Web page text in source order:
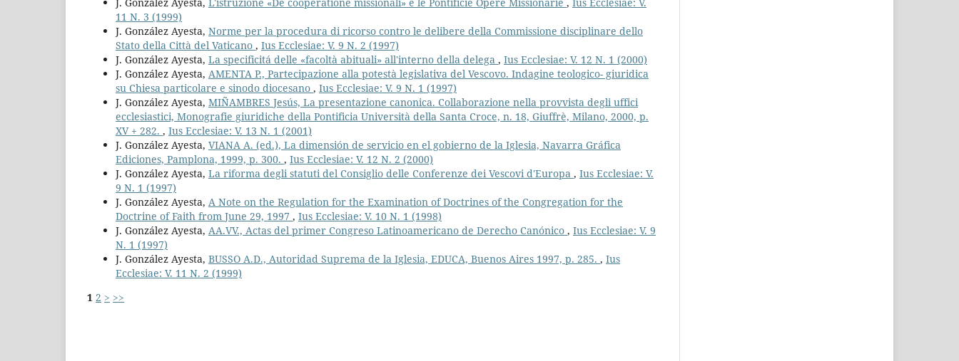
11 N. 3 (1999)
J. González Ayesta, Norme per la procedura di ricorso contro le delibere della Commissione disciplinare dello
Stato della Città del Vaticano , Ius Ecclesiae: V. 9 N. 2 (1997)
J. González Ayesta, La specificitá delle «facoltà abituali» all'interno della delega , Ius Ecclesiae: V. 12 N. 1 (2000)
J. González Ayesta, AMENTA P., Partecipazione alla potestà legislativa del Vescovo. Indagine teologico- giuridica
su Chiesa particolare e sinodo diocesano , Ius Ecclesiae: V. 9 N. 1 (1997)
J. González Ayesta, MIÑAMBRES Jesús, La presentazione canonica. Collaborazione nella provvista degli uffici
ecclesiastici, Monografie giuridiche della Pontificia Università della Santa Croce, n. 18, Giuffrè, Milano, 2000, p.
XV + 282. , Ius Ecclesiae: V. 13 N. 1 (2001)
J. González Ayesta, VIANA A. (ed.), La dimensión de servicio en el gobierno de la Iglesia, Navarra Gráfica
Ediciones, Pamplona, 1999, p. 300. , Ius Ecclesiae: V. 12 N. 2 (2000)
J. González Ayesta, La riforma degli statuti del Consiglio delle Conferenze dei Vescovi d'Europa , Ius Ecclesiae: V.
9 N. 1 (1997)
J. González Ayesta, A Note on the Regulation for the Examination of Doctrines of the Congregation for the
Doctrine of Faith from June 29, 1997 , Ius Ecclesiae: V. 10 N. 1 (1998)
J. González Ayesta, AA.VV., Actas del primer Congreso Latinoamericano de Derecho Canónico , Ius Ecclesiae: V. 9
N. 1 (1997)
J. González Ayesta, BUSSO A.D., Autoridad Suprema de la Iglesia, EDUCA, Buenos Aires 1997, p. 285. , Ius
Ecclesiae: V. 11 N. 2 (1999)
1 2 > >>